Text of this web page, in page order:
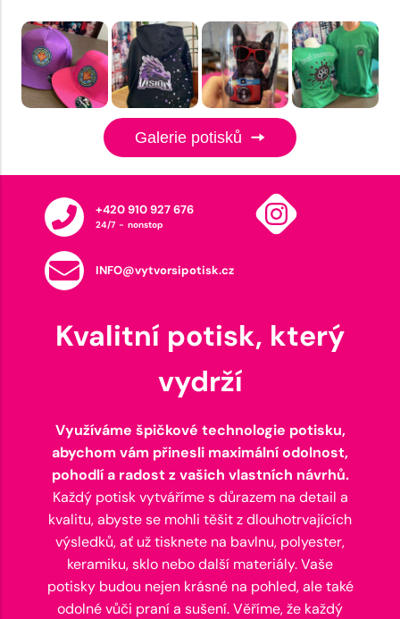
Galerie potisků
+420 910 927 676
24/7 - nonstop
INFO@vytvorsipotisk.cz
Kvalitní potisk, který
vydrží
Využíváme špičkové technologie potisku,
abychom vám přinesli maximální odolnost,
pohodlí a radost z vašich vlastních návrhů.
Každý potisk vytváříme s důrazem na detail a
kvalitu, abyste se mohli těšit z dlouhotrvajících
výsledků, ať už tisknete na bavlnu, polyester,
keramiku, sklo nebo další materiály. Vaše
potisky budou nejen krásné na pohled, ale také
odolné vůči praní a sušení. Věříme, že každý